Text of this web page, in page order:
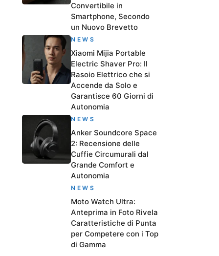
Convertibile in
Smartphone, Secondo
un Nuovo Brevetto
NEWS
Xiaomi Mijia Portable
Electric Shaver Pro: Il
Rasoio Elettrico che si
Accende da Solo e
Garantisce 60 Giorni di
Autonomia
NEWS
Anker Soundcore Space
2: Recensione delle
Cuffie Circumurali dal
Grande Comfort e
Autonomia
NEWS
Moto Watch Ultra:
Anteprima in Foto Rivela
Caratteristiche di Punta
per Competere con i Top
di Gamma